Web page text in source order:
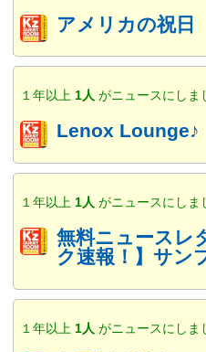
アメリカの祝日
１年以上 1人 がニュースにしま
Lenox Lounge♪
１年以上 1人 がニュースにしま
無料ニュースレ
ク速報！】サン
１年以上 1人 がニュースにしま